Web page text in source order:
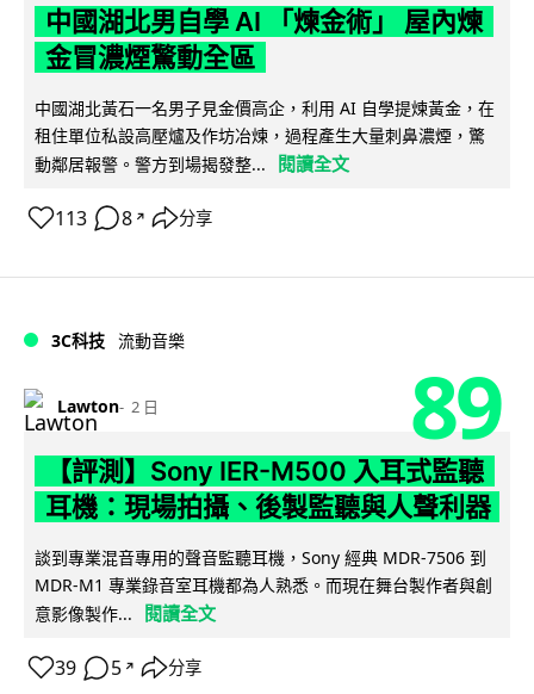
中國湖北男自學 AI 「煉金術」 屋內煉
金冒濃煙驚動全區
中國湖北黃石一名男子見金價高企，利用 AI 自學提煉黃金，在
租住單位私設高壓爐及作坊冶煉，過程產生大量刺鼻濃煙，驚
動鄰居報警。警方到場揭發整...
閱讀全文
113 8 ↗ 分享
3C科技 流動音樂
Lawton 2 日 89
【評測】Sony IER-M500 入耳式監聽
耳機：現場拍攝、後製監聽與人聲利器
談到專業混音專用的聲音監聽耳機，Sony 經典 MDR-7506 到
MDR-M1 專業錄音室耳機都為人熟悉。而現在舞台製作者與創
意影像製作...
閱讀全文
39 5 ↗ 分享